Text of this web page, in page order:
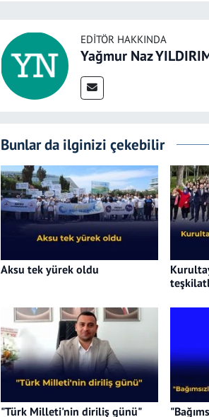
EDITÖR HAKKINDA
Yağmur Naz
Bunlar da ilginizi çekebilir
Aksu tek yürek oldu
"Türk Milleti'nin diriliş günü"